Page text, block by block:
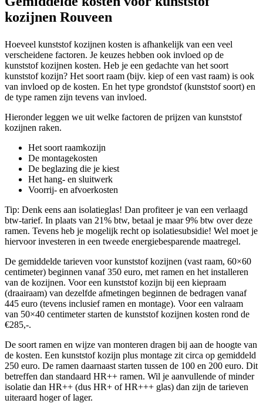
kozijnen Rouveen
Hoeveel kunststof kozijnen kosten is afhankelijk van een veel
verscheidene factoren. Je keuzes hebben ook invloed op de
kunststof kozijnen kosten. Heb je een gedachte van het soort
kunststof kozijn? Het soort raam (bijv. kiep of een vast raam) is ook
van invloed op de kosten. En het type grondstof (kunststof soort) en
de type ramen zijn tevens van invloed.
Hieronder leggen we uit welke factoren de prijzen van kunststof
kozijnen raken.
Het soort raamkozijn
De montagekosten
De beglazing die je kiest
Het hang- en sluitwerk
Voorrij- en afvoerkosten
Tip: Denk eens aan isolatieglas! Dan profiteer je van een verlaagd
btw-tarief. In plaats van 21% btw, betaal je maar 9% btw over deze
ramen. Tevens heb je mogelijk recht op isolatiesubsidie! Wel moet je
hiervoor investeren in een tweede energiebesparende maatregel.
De gemiddelde tarieven voor kunststof kozijnen (vast raam, 60×60
centimeter) beginnen vanaf 350 euro, met ramen en het installeren
van de kozijnen. Voor een kunststof kozijn bij een kiepraam
(draairaam) van dezelfde afmetingen beginnen de bedragen vanaf
445 euro (tevens inclusief ramen en montage). Voor een valraam
van 50×40 centimeter starten de kunststof kozijnen kosten rond de
€285,-.
De soort ramen en wijze van monteren dragen bij aan de hoogte van
de kosten. Een kunststof kozijn plus montage zit circa op gemiddeld
250 euro. De ramen daarnaast starten tussen de 100 en 200 euro. Dit
betreffen dan standaard HR++ ramen. Wil je aanvullende of minder
isolatie dan HR++ (dus HR+ of HR+++ glas) dan zijn de tarieven
uiteraard hoger of lager.